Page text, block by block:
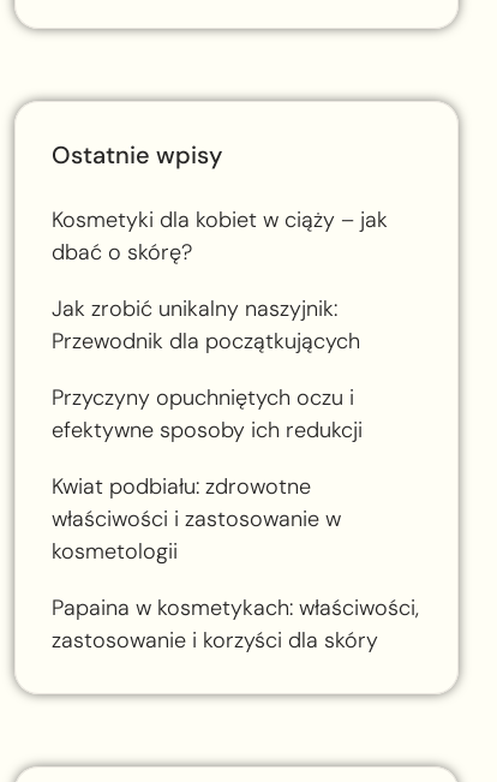
Ostatnie wpisy
Kosmetyki dla kobiet w ciąży – jak
dbać o skórę?
Jak zrobić unikalny naszyjnik:
Przewodnik dla początkujących
Przyczyny opuchniętych oczu i
efektywne sposoby ich redukcji
Kwiat podbiału: zdrowotne
właściwości i zastosowanie w
kosmetologii
Papaina w kosmetykach: właściwości,
zastosowanie i korzyści dla skóry